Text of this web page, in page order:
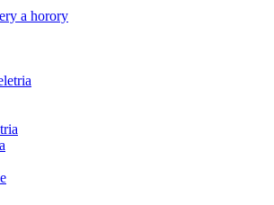
a horory